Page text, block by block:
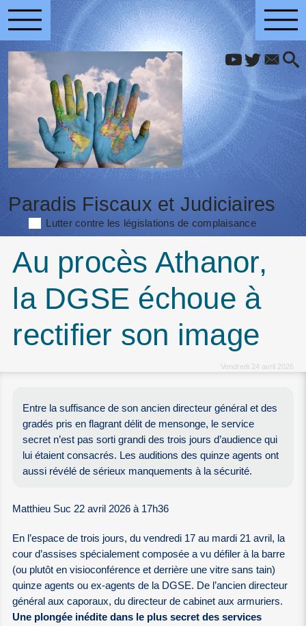
Paradis Fiscaux et Judiciaires
Lutter contre les législations de complaisance
Au procès Athanor,
la DGSE échoue à
rectifier son image
Vendredi 24 avril 2026
Entre la suffisance de son ancien directeur général et des
gradés pris en flagrant délit de mensonge, le service
secret n’est pas sorti grandi des trois jours d’audience qui
lui étaient consacrés. Les auditions des quinze agents ont
aussi révélé de sérieux manquements à la sécurité.
Matthieu Suc 22 avril 2026 à 17h36
En l’espace de trois jours, du vendredi 17 au mardi 21 avril, la
cour d’assises spécialement composée a vu défiler à la barre
(ou plutôt en visioconférence et derrière une vitre sans tain)
quinze agents ou ex-agents de la DGSE. De l’ancien directeur
général aux caporaux, du directeur de cabinet aux armuriers.
Une plongée inédite dans le plus secret des services